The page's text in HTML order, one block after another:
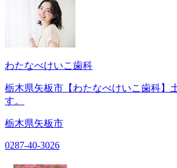
わたなべけいこ歯科
栃木県矢板市【わたなべけいこ歯科】
す。
栃木県矢板市
0287-40-3026